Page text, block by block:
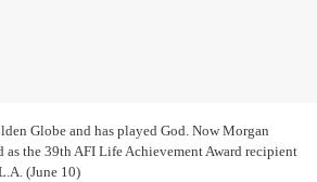
Globe and has played God. Now Morgan
as the 39th AFI Life Achievement Award recipient
(June 10)